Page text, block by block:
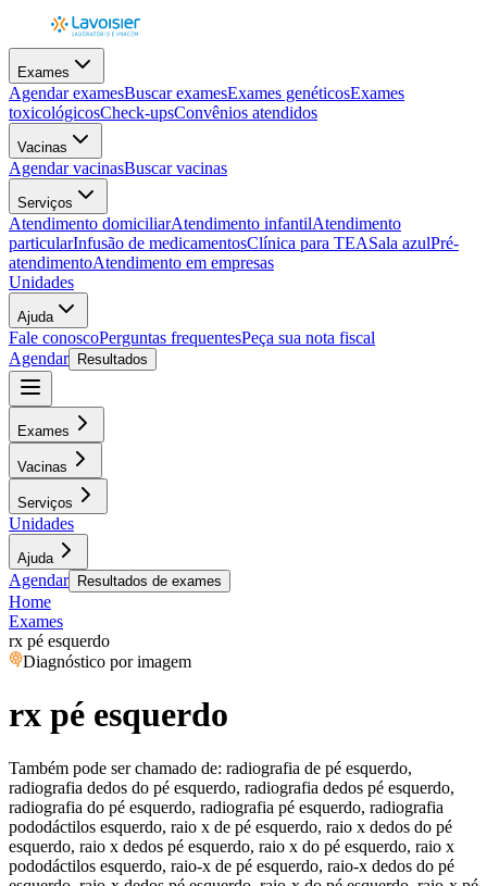
Exames
Agendar examesBuscar examesExames genéticosExames
toxicológicosCheck-upsConvênios atendidos
Vacinas
Agendar vacinasBuscar vacinas
Serviços
Atendimento domiciliarAtendimento infantilAtendimento
particularInfusão de medicamentosClínica para TEASala azulPré-
atendimentoAtendimento em empresas
Unidades
Ajuda
Fale conoscoPerguntas frequentesPeça sua nota fiscal
Agendar
Resultados
Exames
Vacinas
Serviços
Unidades
Ajuda
Agendar Resultados de exames
Home
Exames
rx pé esquerdo
Diagnóstico por imagem
rx pé esquerdo
Também pode ser chamado de: radiografia de pé esquerdo,
radiografia dedos do pé esquerdo, radiografia dedos pé esquerdo,
radiografia do pé esquerdo, radiografia pé esquerdo, radiografia
pododáctilos esquerdo, raio x de pé esquerdo, raio x dedos do pé
esquerdo, raio x dedos pé esquerdo, raio x do pé esquerdo, raio x
pododáctilos esquerdo, raio-x de pé esquerdo, raio-x dedos do pé